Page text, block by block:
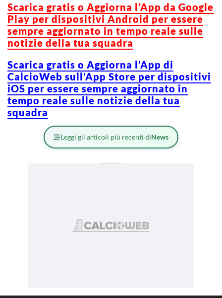
Scarica gratis o Aggiorna l’App da Google
Play per dispositivi Android per essere
sempre aggiornato in tempo reale sulle
notizie della tua squadra
Scarica gratis o Aggiorna l’App di
CalcioWeb sull’App Store per dispositivi
iOS per essere sempre aggiornato in
tempo reale sulle notizie della tua
squadra
Leggi gli articoli più recenti diNews